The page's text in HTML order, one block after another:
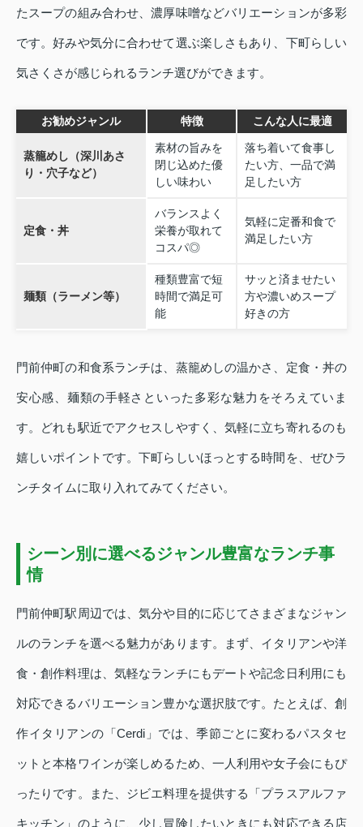
たスープの組み合わせ、濃厚味噌などバリエーションが多彩
です。好みや気分に合わせて選ぶ楽しさもあり、下町らしい
気さくさが感じられるランチ選びができます。
お勧めジャンル 特徴 こんな人に最適
蒸籠めし（深川あさ
り・穴子など）
素材の旨みを
閉じ込めた優
しい味わい
落ち着いて食事し
たい方、一品で満
足したい方
定食・丼
バランスよく
栄養が取れて
コスパ◎
気軽に定番和食で
満足したい方
麺類（ラーメン等）
種類豊富で短
時間で満足可
能
サッと済ませたい
方や濃いめスープ
好きの方
門前仲町の和食系ランチは、蒸籠めしの温かさ、定食・丼の
安心感、麺類の手軽さといった多彩な魅力をそろえていま
す。どれも駅近でアクセスしやすく、気軽に立ち寄れるのも
嬉しいポイントです。下町らしいほっとする時間を、ぜひラ
ンチタイムに取り入れてみてください。
シーン別に選べるジャンル豊富なランチ事
情
門前仲町駅周辺では、気分や目的に応じてさまざまなジャン
ルのランチを選べる魅力があります。まず、イタリアンや洋
食・創作料理は、気軽なランチにもデートや記念日利用にも
対応できるバリエーション豊かな選択肢です。たとえば、創
作イタリアンの「Cerdi」では、季節ごとに変わるパスタセ
ットと本格ワインが楽しめるため、一人利用や女子会にもぴ
ったりです。また、ジビエ料理を提供する「プラスアルファ
キッチン」のように、少し冒険したいときにも対応できる店